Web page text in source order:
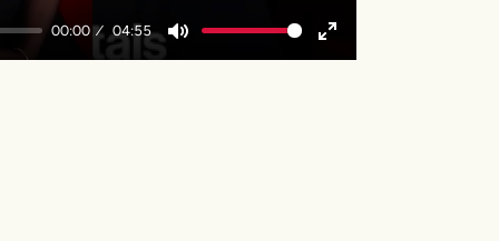
00:00 04:55
Mute
Enter